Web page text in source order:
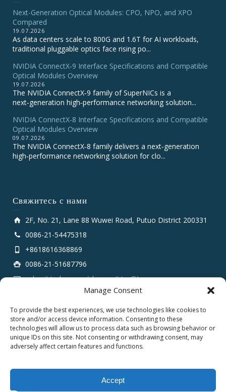
Manage Consent
To provide the best experiences, we use technologies like cookies to
store and/or access device information. Consenting to these
technologies will allow us to process data such as browsing behavior or
unique IDs on this site. Not consenting or withdrawing consent, may
adversely affect certain features and functions.
Accept
Next-Generation Optical Modules: CPO, NPO, and XPO
Compared
19.07.2026
As data centers scale to 800G and 1.6T for AI workloads,
traditional pluggable optics face rising po...
NVIDIA ConnectX‑9 Interface Specifications and Compatible
Optical Modules Overview
19.07.2026
The NVIDIA ConnectX‑9 family of SuperNICs is a
next‑generation high‑performance networking solution...
NVIDIA ConnectX-8 Interface Specifications and Compatible
Optical Modules Overview
09.07.2026
The NVIDIA ConnectX‑8 family delivers a next‑generation
high‑performance networking solution for clo...
Свяжитесь с нами
2F, No. 21, Lane 88 Wuwei Road, Putuo District 200331
0086-21-54475318
+8618616368869
0086-21-51687796
sales # tarluz.com (change # to @)
Copyright 2025 © SHANGHAI TARLUZ TELECOM TECH.
Русский